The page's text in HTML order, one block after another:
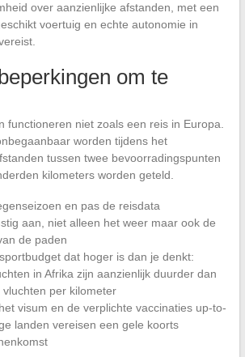
over aanzienlijke afstanden, met een
voertuig en echte autonomie in
om te
functioneren niet zoals een reis in Europa.
worden tijdens het
tussen twee bevoorradingspunten
kilometers worden geteld.
en pas de reisdata
aan, niet alleen het weer maar ook de
de paden
dat hoger is dan je denkt:
in Afrika zijn aanzienlijk duurder dan
per kilometer
visum en de verplichte vaccinaties up-to-
landen vereisen een gele koorts